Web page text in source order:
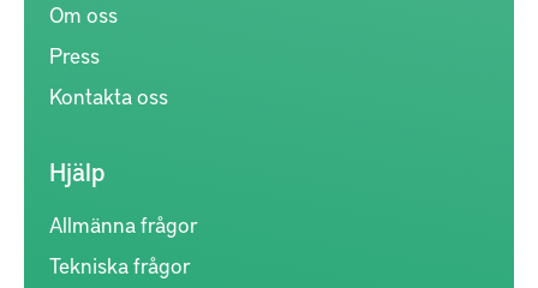
Om oss
Press
Kontakta oss
Hjälp
Allmänna frågor
Tekniska frågor